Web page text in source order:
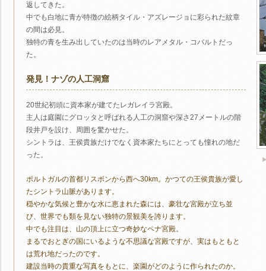
返してきた。
中でも白地に青が特徴の絵柄タイル・アズレージョに彩られた紋章
の間は必見。
独特の青を生み出していたのは当時のレアメタル・コバルトだっ
た。
発見！ナゾの人工洞窟
20世紀初頭に資本家が建てたレガレイラ宮殿。
主人は庭園にグロッタと呼ばれる人工の洞窟や深さ27メートルの階
段井戸を設け、周囲を驚かせた。
シントラは、王侯貴族だけでなく資本家たちにとっても憧れの地だ
った。
ポルトガルの首都リスボンから西へ30km。かつての王侯貴族が愛し
たシントラ山脈があります。
穏やかな気候と豊かな水に恵まれた森には、豪壮な宮殿が立ち並
び、世界でも類を見ない独特の景観美を誇ります。
中でも注目は、山の頂上に立つ奇妙なペナ宮殿。
まるでおとぎの国にいるような不思議な宮殿ですが、実はもともと
は荒れ地だったのです。
建設当時の貴重な写真をもとに、楽園がどのように作られたのか。